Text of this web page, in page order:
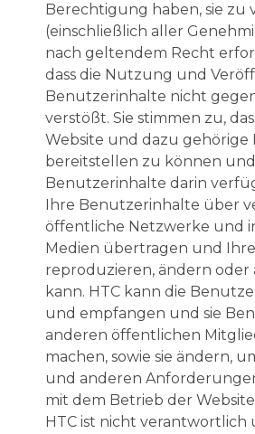
Berechtigung haben, sie zu
(einschließlich aller
nach geltendem Recht
dass die Nutzung und
Benutzerinhalte nicht
verstößt. Sie stimmen zu,
Website und dazu gehörige
bereitstellen zu können
Benutzerinhalte darin
Ihre Benutzerinhalte über
öffentliche Netzwerke und
Medien übertragen und
reproduzieren, ändern oder
kann. HTC kann die
und empfangen und sie
anderen öffentlichen
machen, sowie sie ändern,
und anderen
mit dem Betrieb der
HTC ist nicht verantwortlich